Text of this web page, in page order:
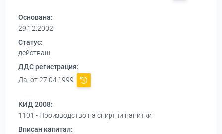
Основана:
29.12.2002
Статус:
действащ
ДДС регистрация:
Да, от 27.04.1999
КИД 2008:
1101 - Производство на спиртни напитки
Вписан капитал: